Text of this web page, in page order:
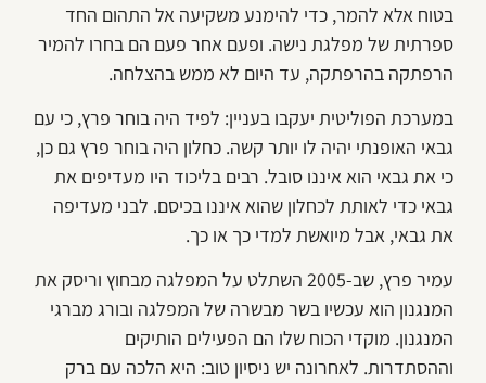
בטוח אלא להמר, כדי להימנע משקיעה אל התהום החד
ספרתית של מפלגת נישה. ופעם אחר פעם הם בחרו להמיר
הרפתקה בהרפתקה, עד היום לא ממש בהצלחה.
במערכת הפוליטית יעקבו בעניין: לפיד היה בוחר פרץ, כי עם
גבאי האופנתי יהיה לו יותר קשה. כחלון היה בוחר פרץ גם כן,
כי את גבאי הוא איננו סובל. רבים בליכוד היו מעדיפים את
גבאי כדי לאותת לכחלון שהוא איננו בכיסם. לבני מעדיפה
את גבאי, אבל מיואשת למדי כך או כך.
עמיר פרץ, שב-2005 השתלט על המפלגה מבחוץ וריסק את
המנגנון הוא עכשיו בשר מבשרה של המפלגה ובורג מברגי
המנגנון. מוקדי הכוח שלו הם הפעילים הותיקים
וההסתדרות. לאחרונה יש ניסיון טוב: היא הלכה עם ברק